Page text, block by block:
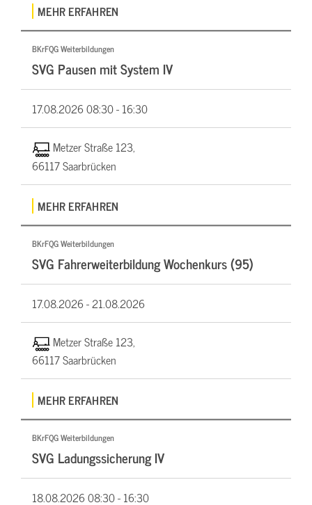
MEHR ERFAHREN
BKrFQG Weiterbildungen
SVG Pausen mit System IV
17.08.202608:30 - 16:30
Metzer Straße 123,
66117 Saarbrücken
MEHR ERFAHREN
BKrFQG Weiterbildungen
SVG Fahrerweiterbildung Wochenkurs (95)
17.08.2026 -21.08.2026
Metzer Straße 123,
66117 Saarbrücken
MEHR ERFAHREN
BKrFQG Weiterbildungen
SVG Ladungssicherung IV
18.08.202608:30 - 16:30